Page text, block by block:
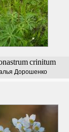
crinitum
Дорошенко